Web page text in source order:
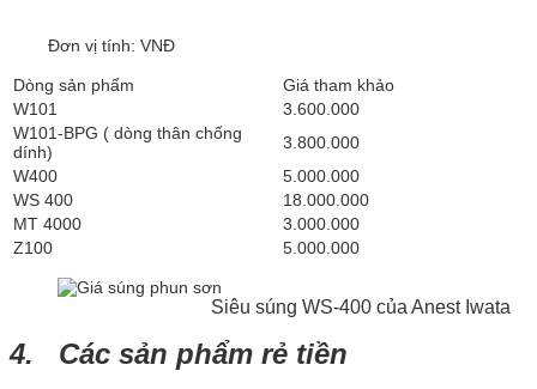
Đơn vị tính: VNĐ
Dòng sản phẩm
Giá tham khảo
W101
3.600.000
W101-BPG ( dòng thân chống
dính)
3.800.000
W400
5.000.000
WS 400
18.000.000
MT 4000
3.000.000
Z100
5.000.000
Siêu súng WS-400 của Anest Iwata
4. Các sản phẩm rẻ tiền